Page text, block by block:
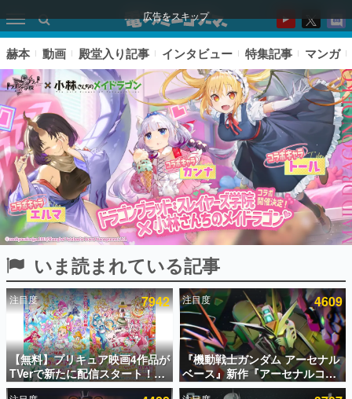
広告をスキップ
ピックアップ
電ファミのいま読まれている記事ランキング
アプリセール情報
インタビュー
赫本 動画 殿堂入り記事 インタビュー 特集記事 マンガ
いま読まれている記事
注目度 7942
【無料】プリキュア映画4作品が
TVerで新たに配信スタート！な
んと2018年～2024年の映画ほぼ
注目度 4609
『機動戦士ガンダム アーセナル
ベース』新作『アーセナルコマ
ンダー』発表！8月28日からオ